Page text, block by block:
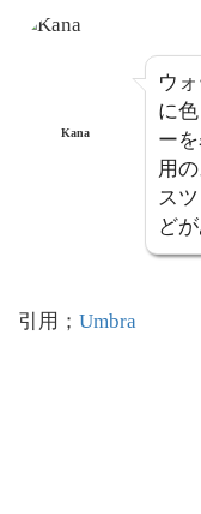
Kana
ウ
に
ー
用
ス
ど
引用； Umbra